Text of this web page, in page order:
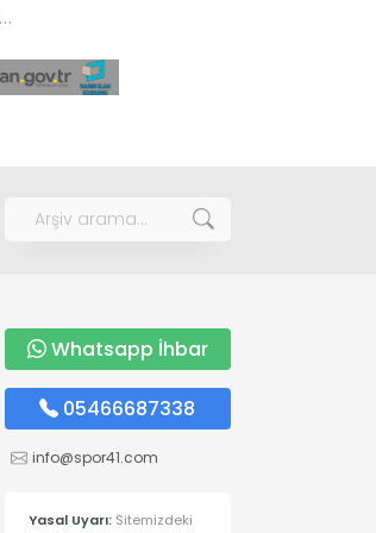
Whatsapp İhbar
05466687338
info@spor41.com
Yasal Uyarı: Sitemizdeki